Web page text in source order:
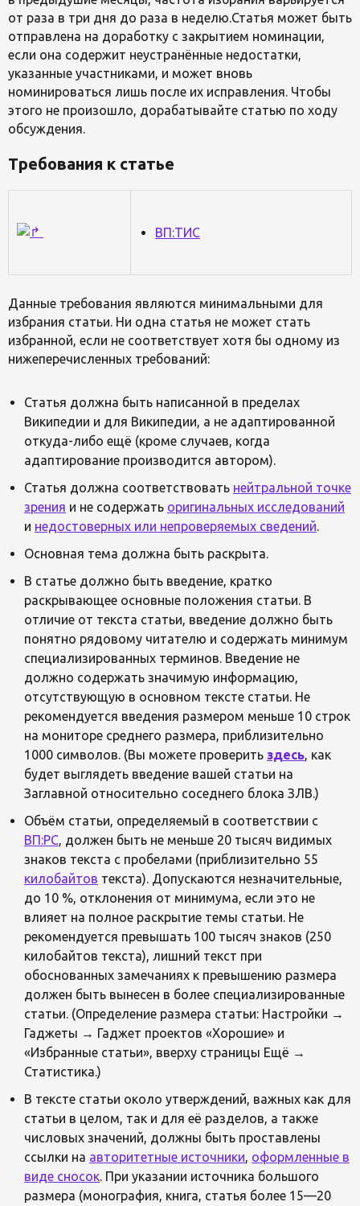
от раза в три дня до раза в неделю.Статья может быть
отправлена на доработку с закрытием номинации,
если она содержит неустранённые недостатки,
указанные участниками, и может вновь
номинироваться лишь после их исправления. Чтобы
этого не произошло, дорабатывайте статью по ходу
обсуждения.
Требования к статье
ВП:ТИС
Данные требования являются минимальными для
избрания статьи. Ни одна статья не может стать
избранной, если не соответствует хотя бы одному из
нижеперечисленных требований:
Статья должна быть написанной в пределах
Википедии и для Википедии, а не адаптированной
откуда-либо ещё (кроме случаев, когда
адаптирование производится автором).
Статья должна соответствовать нейтральной точке
зрения и не содержать оригинальных исследований
и недостоверных или непроверяемых сведений.
Основная тема должна быть раскрыта.
В статье должно быть введение, кратко
раскрывающее основные положения статьи. В
отличие от текста статьи, введение должно быть
понятно рядовому читателю и содержать минимум
специализированных терминов. Введение не
должно содержать значимую информацию,
отсутствующую в основном тексте статьи. Не
рекомендуется введения размером меньше 10 строк
на мониторе среднего размера, приблизительно
1000 символов. (Вы можете проверить здесь, как
будет выглядеть введение вашей статьи на
Заглавной относительно соседнего блока ЗЛВ.)
Объём статьи, определяемый в соответствии с
ВП:РС, должен быть не меньше 20 тысяч видимых
знаков текста с пробелами (приблизительно 55
килобайтов текста). Допускаются незначительные,
до 10 %, отклонения от минимума, если это не
влияет на полное раскрытие темы статьи. Не
рекомендуется превышать 100 тысяч знаков (250
килобайтов текста), лишний текст при
обоснованных замечаниях к превышению размера
должен быть вынесен в более специализированные
статьи. (Определение размера статьи: Настройки →
Гаджеты → Гаджет проектов «Хорошие» и
«Избранные статьи», вверху страницы Ещё →
Статистика.)
В тексте статьи около утверждений, важных как для
статьи в целом, так и для её разделов, а также
числовых значений, должны быть проставлены
ссылки на авторитетные источники, оформленные в
виде сносок. При указании источника большого
размера (монография, книга, статья более 15—20